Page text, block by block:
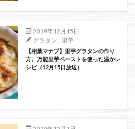
2019年12月15日
グラタン
里芋
【相葉マナブ】里芋グラタンの作り
方。万能里芋ペーストを使った温かレ
シピ（12月15日放送）
絞り込み検索